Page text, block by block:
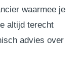
waarmee je
altijd terecht
advies over